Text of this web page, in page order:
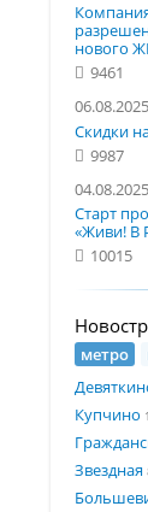
нового
9461
06.08.2025
Скидки
9987
04.08.2025
Старт
«Живи! В
10015
метро
Купчино
Звездная